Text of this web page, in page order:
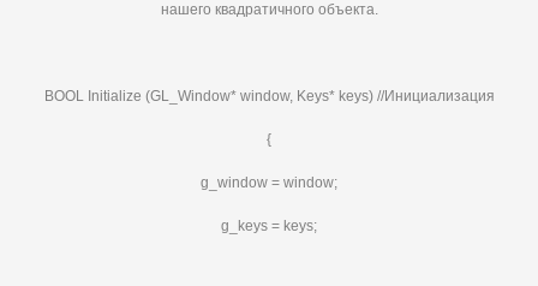
нашего квадратичного объекта.
BOOL Initialize (GL_Window* window, Keys* keys) //Инициализация
{
g_window = window;
g_keys = keys;